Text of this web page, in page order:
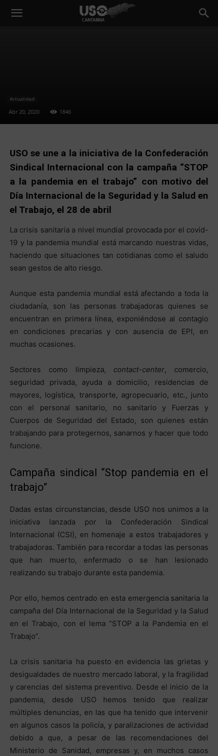
Actualidad
Abr 20, 2020 1846
USO se une a la iniciativa de la Confederación
Sindical Internacional con la campaña “STOP
a la pandemia en el trabajo” con motivo del
Día Internacional de la Seguridad y la Salud en
el Trabajo, el 28 de abril
La crisis sanitaria a nivel mundial provocada por el covid-
19 y la pandemia mundial está marcando nuestras vidas,
haciendo que situaciones tan cotidianas como el saludo
sean gestos de alto riesgo.
Aunque esta pandemia mundial está afectando a toda la
ciudadanía, son las personas trabajadoras quienes se
encuentran en primera línea, exponiéndose al contagio
en condiciones precarias y con ausencia de EPI, en
muchas ocasiones.
Sectores como limpieza, contact-center, comercio,
seguridad privada, ayuda a domicilio, residencias de
mayores, logística, transporte, agropecuario, etc., junto
con el personal sanitario, no sanitario y Fuerzas y
Cuerpos de Seguridad del Estado, son quienes están
trabajando para protegernos, sanarnos y hacer que todo
funcione.
Campaña sindical “Stop pandemia en el
trabajo”
Dadas estas circunstancias, desde USO nos unimos a la
iniciativa lanzada por la Confederación Sindical
Internacional (CSI), en homenaje a estos trabajadores y
trabajadoras. También para recordar a todas las personas
que han muerto, enfermado o se han lesionado
realizando su trabajo durante esta pandemia.
Por ello, hemos centrado en esta emergencia sanitaria la
campaña del Día Internacional de la Seguridad y la Salud
en el Trabajo, con el lema “STOP a la Pandemia en el
Trabajo”.
La crisis sanitaria ha puesto en evidencia las grietas y
desigualdades de nuestro mercado laboral, y la fragilidad
y carencias del sistema preventivo. Desde el inicio de la
pandemia, desde USO hemos tenido que realizar
múltiples denuncias, en las que ha tenido que intervenir
en algunos casos la policía, y paralizaciones de actividad
debido a que, a pesar de las recomendaciones del
Ministerio de Sanidad, empresas y, en muchos casos